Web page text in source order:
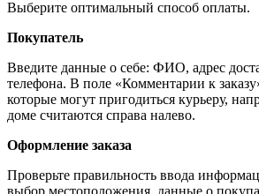
Выберите оптимальный способ оплаты.
Покупатель
Введите данные о себе: ФИО, адрес
телефона. В поле «Комментарии к
которые могут пригодиться курьеру,
доме считаются справа налево.
Оформление заказа
Проверьте правильность ввода
выбор местоположения, данные о